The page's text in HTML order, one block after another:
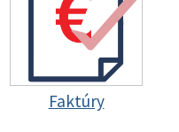
Faktúry